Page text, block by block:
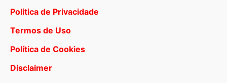
Politica de Privacidade
Termos de Uso
Política de Cookies
Disclaimer